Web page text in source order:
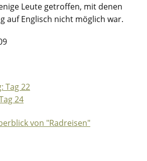
Leute getroffen, mit denen
auf Englisch nicht möglich war.
Tag 22
24
von "Radreisen"